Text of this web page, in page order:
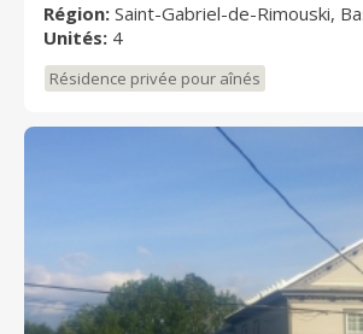
Région: Saint-Gabriel-de-Rimouski,
Unités: 4
Résidence privée pour aînés